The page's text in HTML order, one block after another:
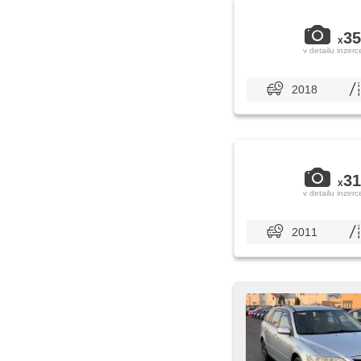
x35
v detailu
2018
x31
v detailu
2011